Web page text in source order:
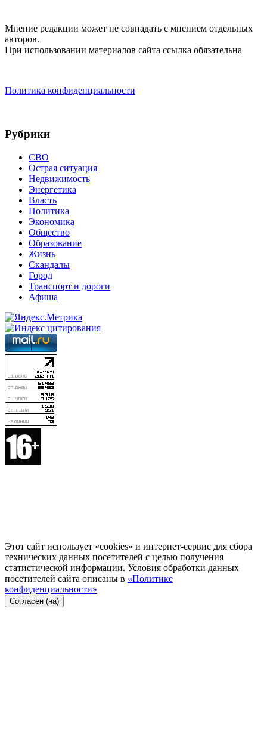
Мнение редакции может не совпадать с мнением отдельных
авторов.
При использовании материалов сайта ссылка обязательна
Политика конфиденциальности
Рубрики
СВО
Острая ситуация
Недвижимость
Энергетика
Власть
Политика
Экономика
Общество
Образование
Жизнь
Скандалы
Город
Транспорт и дороги
Афиша
Этот сайт использует «cookies» и интернет-сервис для сбора
технических данных посетителей с целью получения
статистической информации. Условия обработки данных
посетителей сайта описаны в «Политике
конфиденциальности»
Согласен (на)